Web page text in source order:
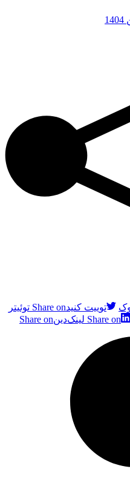
توییت کنیدShare on توئیتر
Share on لینک‌دین
Share on